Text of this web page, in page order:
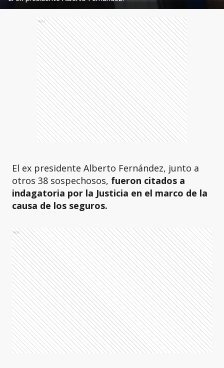
Ads
El ex presidente Alberto Fernández, junto a
otros 38 sospechosos, fueron citados a
indagatoria por la Justicia en el marco de la
causa de los seguros.
Ads